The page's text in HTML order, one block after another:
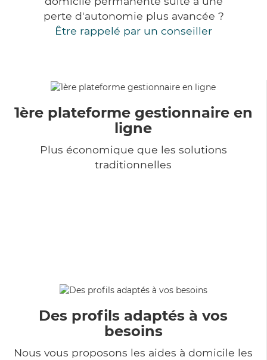
perte d'autonomie plus avancée ?
Être rappelé par un conseiller
1ère plateforme gestionnaire en
ligne
Plus économique que les solutions
traditionnelles
Des profils adaptés à vos
besoins
Nous vous proposons les aides à domicile les